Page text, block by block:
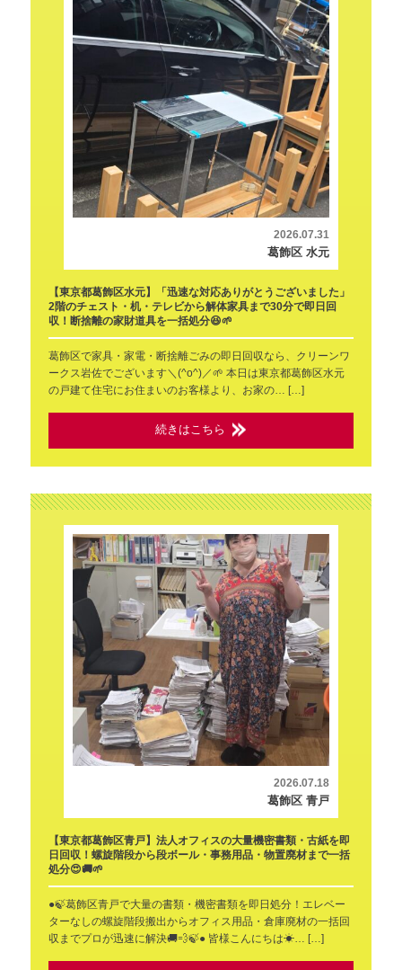
2026.07.31
葛飾区 水元
【東京都葛飾区水元】「迅速な対応ありがとうございました」
2階のチェスト・机・テレビから解体家具まで30分で即日回
収！断捨離の家財道具を一括処分😆🌱
葛飾区で家具・家電・断捨離ごみの即日回収なら、クリーンワ
ークス岩佐でございます＼(^o^)／🌱 本日は東京都葛飾区水元
の戸建て住宅にお住まいのお客様より、お家の… […]
続きはこちら
2026.07.18
葛飾区 青戸
【東京都葛飾区青戸】法人オフィスの大量機密書類・古紙を即
日回収！螺旋階段から段ボール・事務用品・物置廃材まで一括
処分😍🚚🌱
●🍃葛飾区青戸で大量の書類・機密書類を即日処分！エレベー
ターなしの螺旋階段搬出からオフィス用品・倉庫廃材の一括回
収までプロが迅速に解決🚚💨🍃● 皆様こんにちは☀… […]